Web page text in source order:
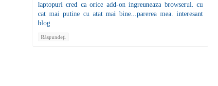
laptopuri cred ca orice add-on ingreuneaza browserul. cu
cat mai putine cu atat mai bine...parerea mea. interesant
blog
Răspundeți